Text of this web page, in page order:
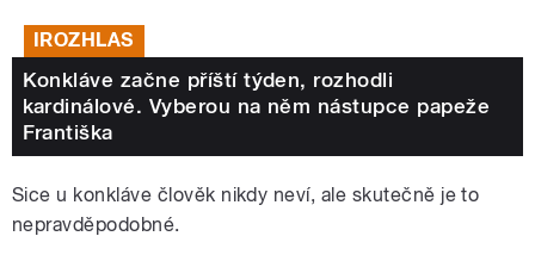
IROZHLAS
Konkláve začne příští týden, rozhodli
kardinálové. Vyberou na něm nástupce papeže
Františka
Sice u konkláve člověk nikdy neví, ale skutečně je to
nepravděpodobné.